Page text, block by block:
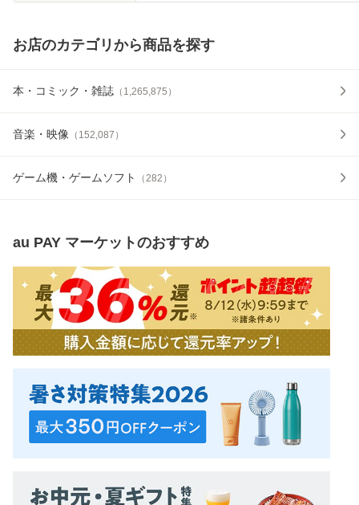
お店のカテゴリから商品を探す
本・コミック・雑誌 （ 1,265,875 ）
音楽・映像 （ 152,087 ）
ゲーム機・ゲームソフト （282 ）
au PAY マーケットのおすすめ